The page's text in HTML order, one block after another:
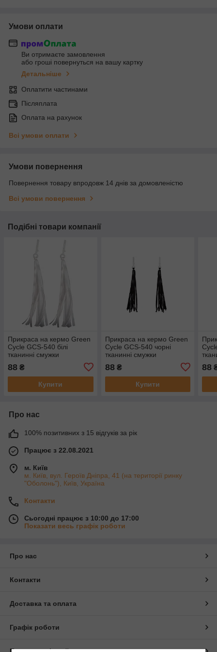
Умови оплати
Ви отримаєте замовлення
або гроші повернуться на вашу картку
Детальніше
Оплатити частинами
Післяплата
Оплата на рахунок
Всі умови оплати
Умови повернення
Повернення товару впродовж 14 днів за домовленістю
Всі умови повернення
Подібні товари компанії
Прикраса на кермо Green
Cycle GCS-540 білі
тканинні смужки
88 ₴
Купити
Прикраса на кермо Green
Cycle GCS-540 чорні
тканинні смужки
88₴
Купити
88
Про нас
100% позитивних з 15 відгуків за рік
Працює з 22.08.2021
м. Київ
м. Київ, вул. Героїв Дніпра, 41 (на території ринку
"Оболонь"), Київ, Україна
Контакти
Сьогодні працює з 10:00 до 17:00
Показати весь графік роботи
Про нас
Контакти
Доставка та оплата
Графік роботи